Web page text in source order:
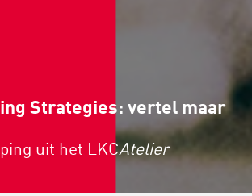
Strategies: vertel maar
uit het LKCAtelier